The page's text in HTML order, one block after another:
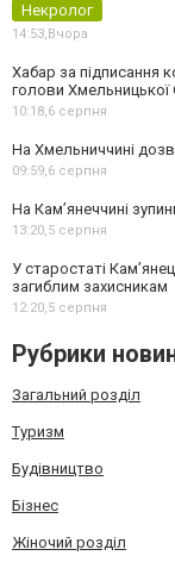
Некролог
14:53, Вчора
Хабар за підписання
голови
10:18,6 серпня
На Хмельниччині
09:59,6 серпня
На Камʼянеччині
13:20,5 серпня
У старостаті
загиблим захисникам
12:20,5 серпня
Рубрики
Загальний розділ
Туризм
Будівництво
Бізнес
Жіночий розділ